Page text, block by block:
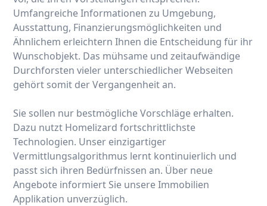
Umfangreiche Informationen zu Umgebung,
Ausstattung, Finanzierungsmöglichkeiten und
Ähnlichem erleichtern Ihnen die Entscheidung für ihr
Wunschobjekt. Das mühsame und zeitaufwändige
Durchforsten vieler unterschiedlicher Webseiten
gehört somit der Vergangenheit an.
Sie sollen nur bestmögliche Vorschläge erhalten.
Dazu nutzt Homelizard fortschrittlichste
Technologien. Unser einzigartiger
Vermittlungsalgorithmus lernt kontinuierlich und
passt sich ihren Bedürfnissen an. Über neue
Angebote informiert Sie unsere Immobilien
Applikation unverzüglich.